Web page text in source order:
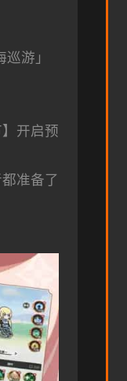
游」
开启预
准备了